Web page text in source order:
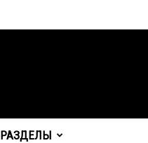
РАЗДЕЛЫ